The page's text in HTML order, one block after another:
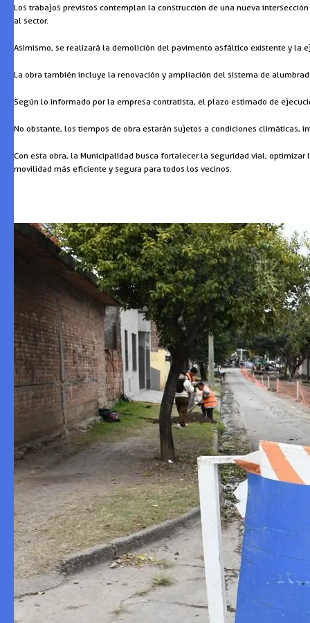
Los trabajos previstos contemplan la construcción de una nueva
al sector.
Asimismo, se realizará la demolición del pavimento asfáltico existente y la
La obra también incluye la renovación y ampliación del sistema de
Según lo informado por la empresa contratista, el plazo estimado de
No obstante, los tiempos de obra estarán sujetos a condiciones climáticas,
Con esta obra, la Municipalidad busca fortalecer la seguridad vial,
movilidad más eficiente y segura para todos los vecinos.